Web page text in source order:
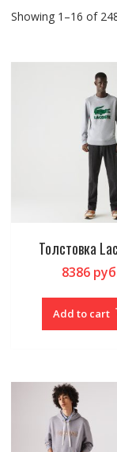
Showing 1–16 of
Толстовка
8386
Add to cart